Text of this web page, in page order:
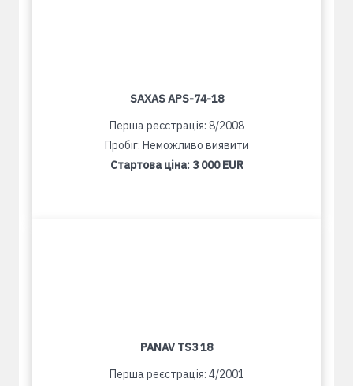
SAXAS APS-74-18
Перша реєстрація: 8/2008
Пробіг: Неможливо виявити
Стартова ціна: 3 000 EUR
PANAV TS3 18
Перша реєстрація: 4/2001